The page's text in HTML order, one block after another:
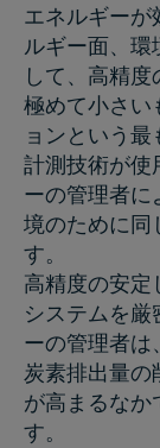
エネルギーが
ルギー面、環
して、高精
極めて小さい
ョンという
計測技術が使
ーの管理者に
境のために同
す。
高精度の安定
システムを
ーの管理者
炭素排出量の
が高まるなか
す。